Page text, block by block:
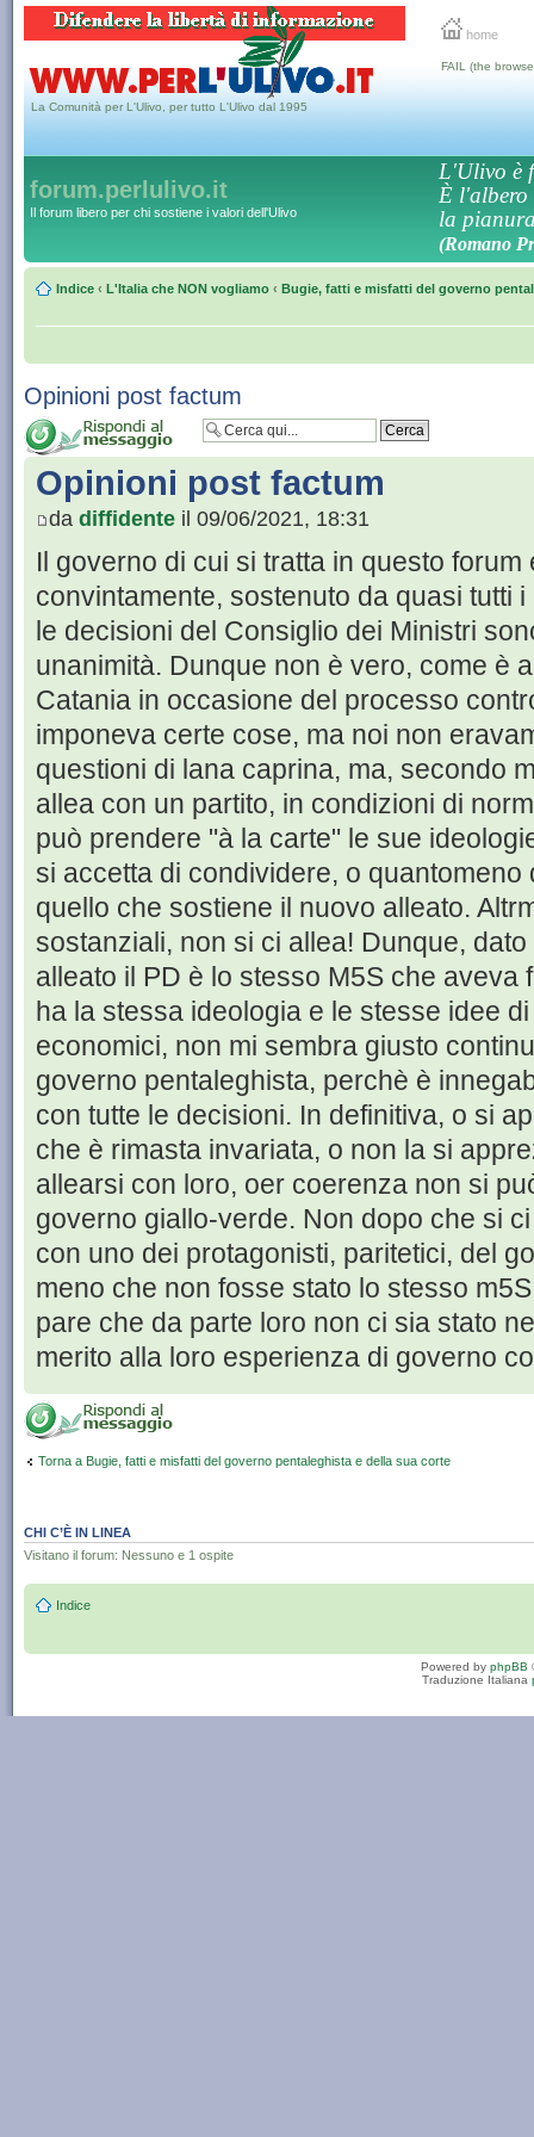
home
La Comunità per L'Ulivo, per tutto L'Ulivo dal 1995
FAIL (the
forum.perlulivo.it
Il forum libero per chi sostiene i valori dell'Ulivo
L'Ulivo è
È l'albero
la
(Romano
Indice ‹ L'Italia che NON vogliamo ‹ Bugie, fatti e misfatti del governo
Opinioni post factum
Opinioni post factum
da diffidente il 09/06/2021, 18:31
Il governo di cui si tratta in questo forum
convintamente, sostenuto da quasi tutti
le decisioni del Consiglio dei Ministri
unanimità. Dunque non è vero, come è
Catania in occasione del processo
imponeva certe cose, ma noi non
questioni di lana caprina, ma, secondo
allea con un partito, in condizioni di
può prendere "à la carte" le sue
si accetta di condividere, o quantomeno
quello che sostiene il nuovo alleato.
sostanziali, non si ci allea! Dunque,
alleato il PD è lo stesso M5S che aveva
ha la stessa ideologia e le stesse idee
economici, non mi sembra giusto
governo pentaleghista, perchè è
con tutte le decisioni. In definitiva, o si
che è rimasta invariata, o non la si
allearsi con loro, oer coerenza non si
governo giallo-verde. Non dopo che si
con uno dei protagonisti, paritetici, del
meno che non fosse stato lo stesso
pare che da parte loro non ci sia stato
merito alla loro esperienza di governo
Torna a Bugie, fatti e misfatti del governo pentaleghista e della sua corte
CHI C’È IN LINEA
Visitano il forum: Nessuno e 1 ospite
Indice
Powered by phpBB
Traduzione Italiana